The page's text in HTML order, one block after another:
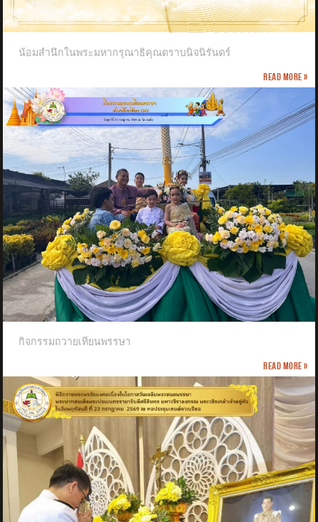
น้อมสำนึกในพระมหากรุณาธิคุณตราบนิจนิรันดร์
Read more »
กิจกรรมถวายเทียนพรรษา
Read more »